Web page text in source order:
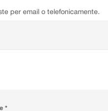
per email o telefonicamente.
*